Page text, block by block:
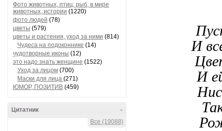
Фото животных, птиц, рыб, в мире
животных, истории (1220)
фото людей (78)
цветы (579)
цветы и растения, уход за ними (814)
Чудеса на подоконнике (14)
чудотворные иконы (12)
это надо знать женщине (1522)
Уход за лицом (700)
Маски для лица (271)
ЮМОР, ПОЗИТИВ (459)
-
Цитатник
Все (19088)
И
И